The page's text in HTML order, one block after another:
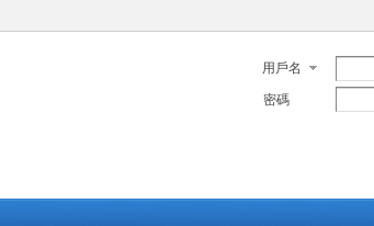
用戶名
密碼